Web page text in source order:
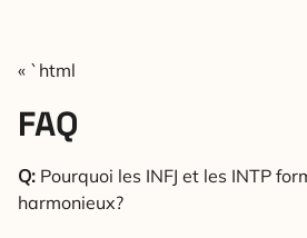
« `html
FAQ
Q: Pourquoi les INFJ et les INTP
harmonieux?